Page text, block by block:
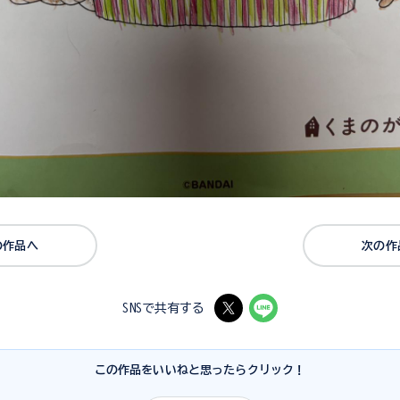
作品へ 次の作
SNSで共有する
この作品をいいねと思ったらクリック！